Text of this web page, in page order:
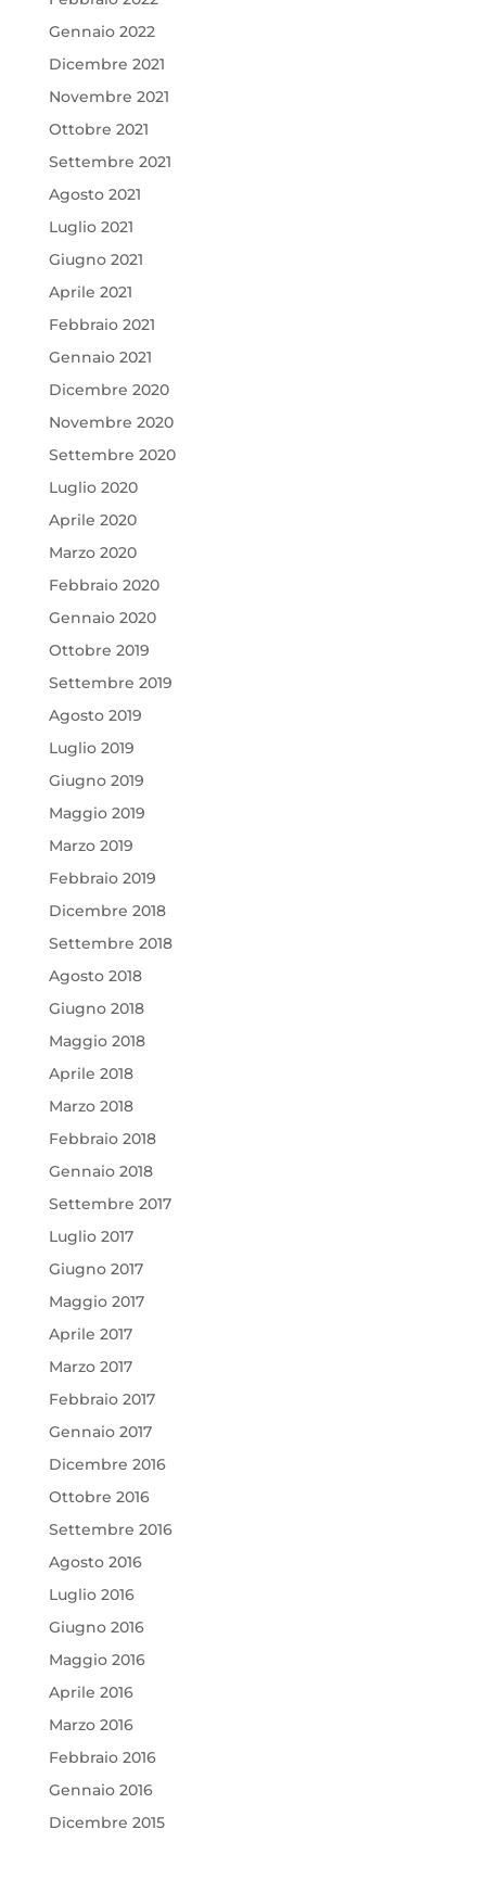
Gennaio 2022
Dicembre 2021
Novembre 2021
Ottobre 2021
Settembre 2021
Agosto 2021
Luglio 2021
Giugno 2021
Aprile 2021
Febbraio 2021
Gennaio 2021
Dicembre 2020
Novembre 2020
Settembre 2020
Luglio 2020
Aprile 2020
Marzo 2020
Febbraio 2020
Gennaio 2020
Ottobre 2019
Settembre 2019
Agosto 2019
Luglio 2019
Giugno 2019
Maggio 2019
Marzo 2019
Febbraio 2019
Dicembre 2018
Settembre 2018
Agosto 2018
Giugno 2018
Maggio 2018
Aprile 2018
Marzo 2018
Febbraio 2018
Gennaio 2018
Settembre 2017
Luglio 2017
Giugno 2017
Maggio 2017
Aprile 2017
Marzo 2017
Febbraio 2017
Gennaio 2017
Dicembre 2016
Ottobre 2016
Settembre 2016
Agosto 2016
Luglio 2016
Giugno 2016
Maggio 2016
Aprile 2016
Marzo 2016
Febbraio 2016
Gennaio 2016
Dicembre 2015